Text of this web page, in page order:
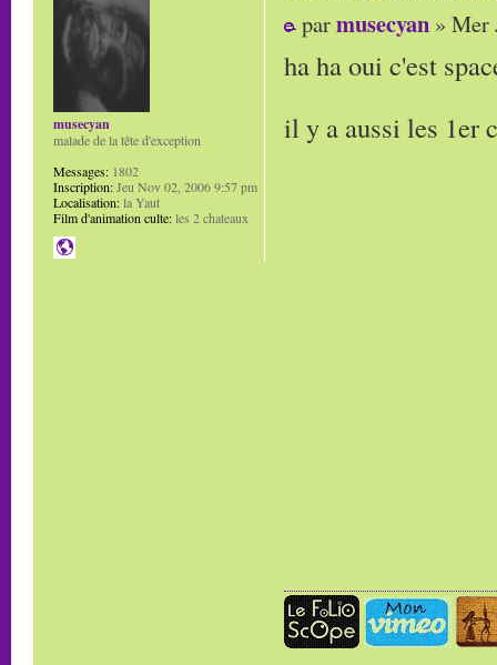
parmusecyan » Mer
ha ha oui c'est
il y a aussi les 1er
musecyan
malade de la tête d'exception
Messages: 1802
Inscription:Jeu Nov 02, 2006 9:57 pm
Localisation:la Yaut
Film d'animation culte:les 2 chateaux